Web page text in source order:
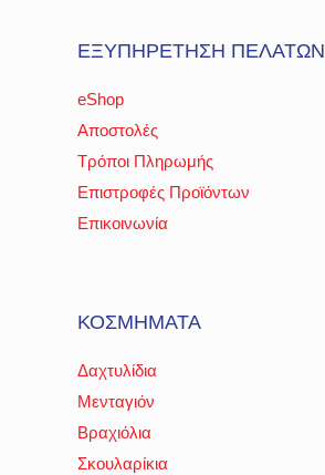
ΕΞΥΠΗΡΕΤΗΣΗ ΠΕΛΑΤΩΝ
eShop
Αποστολές
Τρόποι Πληρωμής
Επιστροφές Προϊόντων
Επικοινωνία
ΚΟΣΜΗΜΑΤΑ
Δαχτυλίδια
Μενταγιόν
Βραχιόλια
Σκουλαρίκια